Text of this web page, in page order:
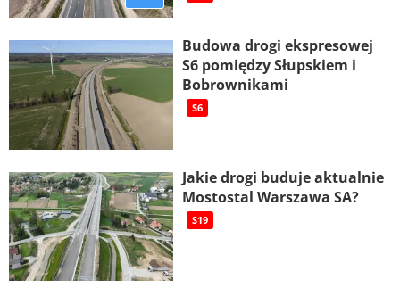
Budowa drogi ekspresowej
S6 pomiędzy Słupskiem i
Bobrownikami
S6
Jakie drogi buduje aktualnie
Mostostal Warszawa SA?
S19